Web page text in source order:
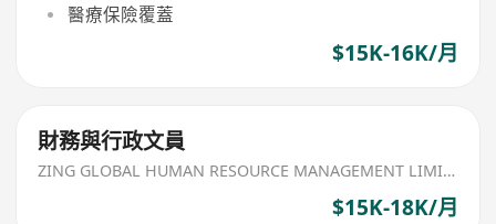
醫療保險覆蓋
$15K-16K/月
財務與行政文員
ZING GLOBAL HUMAN RESOURCE MANAGEMENT LIMITED
$15K-18K/月